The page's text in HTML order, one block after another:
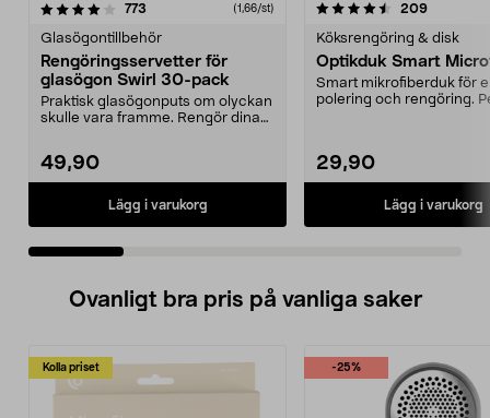
773 (1,66/st)
Glasögontillbehör
Rengöringsservetter för
glasögon Swirl 30-pack
Praktisk glasögonputs om olyckan
skulle vara framme. Rengör dina
49,90
Lägg i varukorg
4.5 av 5 stjärnor 209
Köksrengöring & disk
Optikduk Smart
Smart mikrofiberduk för
polering och rengöring.
29,90
Lägg i varukorg
4.5 av 5 stjärnor
Ovanligt bra pris på vanliga saker
Kolla priset -25%